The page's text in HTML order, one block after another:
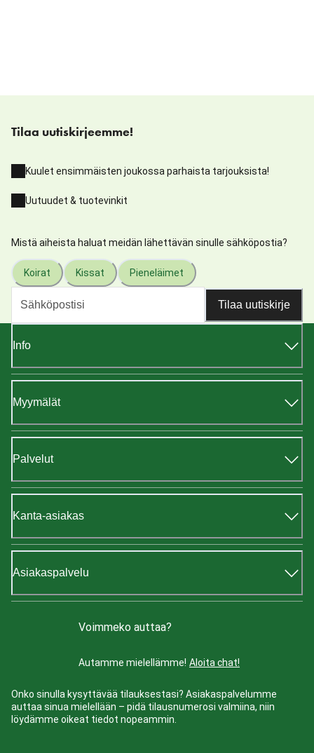
Tilaa uutiskirjeemme!
Kuulet ensimmäisten joukossa parhaista tarjouksista!
Uutuudet & tuotevinkit
Mistä aiheista haluat meidän lähettävän sinulle sähköpostia?
Koirat Kissat Pieneläimet
Tilaa uutiskirje
Info
Myymälät
Palvelut
Kanta-asiakas
Asiakaspalvelu
Voimmeko auttaa?
Autamme mielellämme! Aloita chat!
Onko sinulla kysyttävää tilauksestasi? Asiakaspalvelumme
auttaa sinua mielellään – pidä tilausnumerosi valmiina, niin
löydämme oikeat tiedot nopeammin.